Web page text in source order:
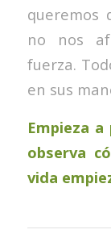
queremos
no nos
fuerza.
en sus
Empieza
observa
vida